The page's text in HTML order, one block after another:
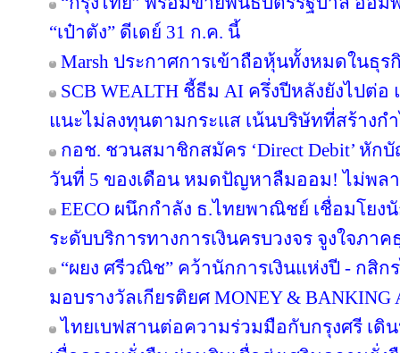
“เป๋าตัง” ดีเดย์ 31 ก.ค. นี้
Marsh ประกาศการเข้าถือหุ้นทั้งหมดในธุร
SCB WEALTH ชี้ธีม AI ครึ่งปีหลังยังไปต่
แนะไม่ลงทุนตามกระแส เน้นบริษัทที่สร้างก
กอช. ชวนสมาชิกสมัคร ‘Direct Debit’ หั
วันที่ 5 ของเดือน หมดปัญหาลืมออม! ไม่พล
EECO ผนึกกำลัง ธ.ไทยพาณิชย์ เชื่อมโยง
ระดับบริการทางการเงินครบวงจร จูงใจภา
“ผยง ศรีวณิช” คว้านักการเงินแห่งปี - กสิ
มอบรางวัลเกียรติยศ MONEY & BANKING
ไทยเบฟสานต่อความร่วมมือกับกรุงศรี เดิ